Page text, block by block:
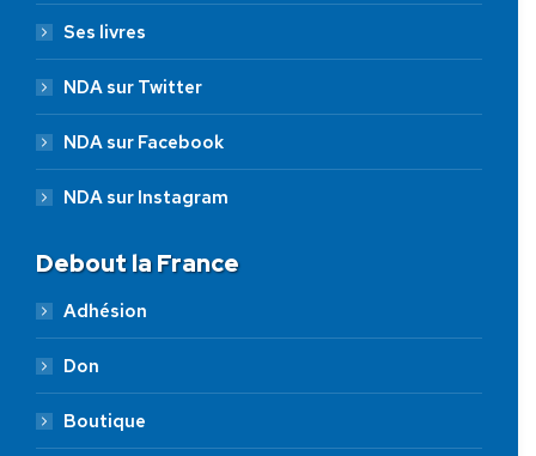
Ses livres
NDA sur Twitter
NDA sur Facebook
NDA sur Instagram
Debout la France
Adhésion
Don
Boutique